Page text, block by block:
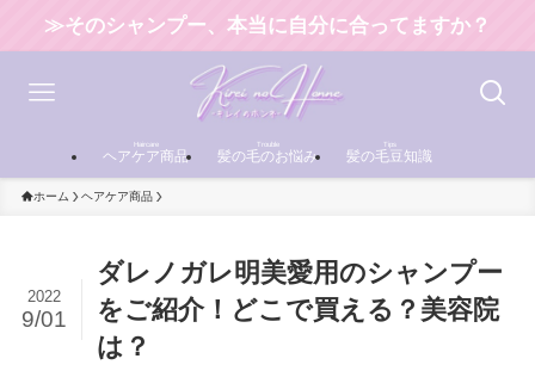
≫そのシャンプー、本当に自分に合ってますか？
ヘアケア商品
Haircare
髪の毛のお悩み
Trouble
髪の毛豆知識
Tips
ホーム ヘアケア商品
ダレノガレ明美愛用のシャンプー
をご紹介！どこで買える？美容院
は？
2022
9/01